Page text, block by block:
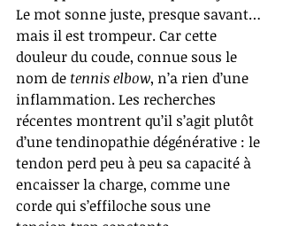
Le mot sonne juste, presque savant…
mais il est trompeur. Car cette
douleur du coude, connue sous le
nom de tennis elbow, n’a rien d’une
inflammation. Les recherches
récentes montrent qu’il s’agit plutôt
d’une tendinopathie dégénérative : le
tendon perd peu à peu sa capacité à
encaisser la charge, comme une
corde qui s’effiloche sous une